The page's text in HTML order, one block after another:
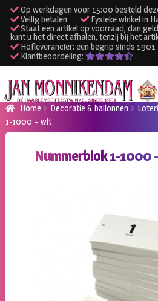
Op werkdagen voor 15:00 besteld
Veilig betalen
Fysieke winkel in
Staat een artikel op voorraad, dan
kunt u het direct afhalen, tenzij bij het
Hofleverancier: een begrip sinds 1901
Klantbeoordeling:
Ga
door
naar
navigatie
Ga
naar
de
inhoud
Verhuur kleding
Verhuur apparatuur
Home Decoratie & ballonnen
1-1000 – wit
Nummerblok 1-1000